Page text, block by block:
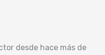
desde hace más de